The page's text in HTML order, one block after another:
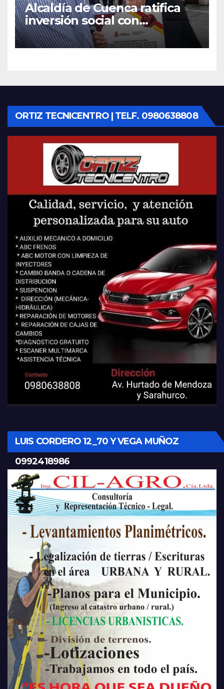
Alcaldía de Cuenca ratifica
inversión social con
fundaciones e instituciones
locales
ORTIZ TECNICENTRO | TELF. 0980638808
LUIS CORDERO 12_70 Y VEGA MUÑOZ
0992418986